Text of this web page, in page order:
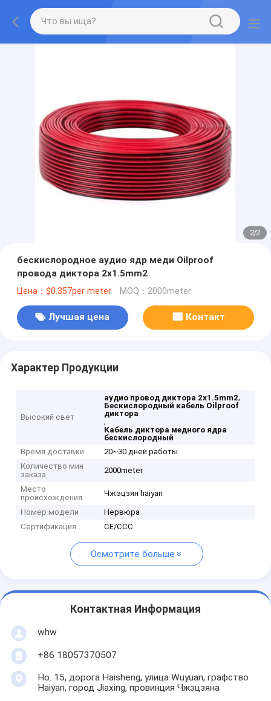
2/2
бескислородное аудио ядр меди Oilproof
провода диктора 2x1.5mm2
Цена：$0.357per meter MOQ：2000meter
Лучшая цена Контакт
Характер Продукции
Высокий свет
аудио провод диктора 2x1.5mm2,
Бескислородный кабель Oilproof
диктора
,
Кабель диктора медного ядра
бескислородный
Время доставки
20~30 дней работы
Количество мин
заказа
2000meter
Место
происхождения
Чжэцзян haiyan
Номер модели
Нервюра
Сертификация
CE/CCC
Осмотрите больше
Контактная Информация
whw
+86 18057370507
Но. 15, дорога Haisheng, улица Wuyuan, графство
Haiyan, город Jiaxing, провинция Чжэцзяна